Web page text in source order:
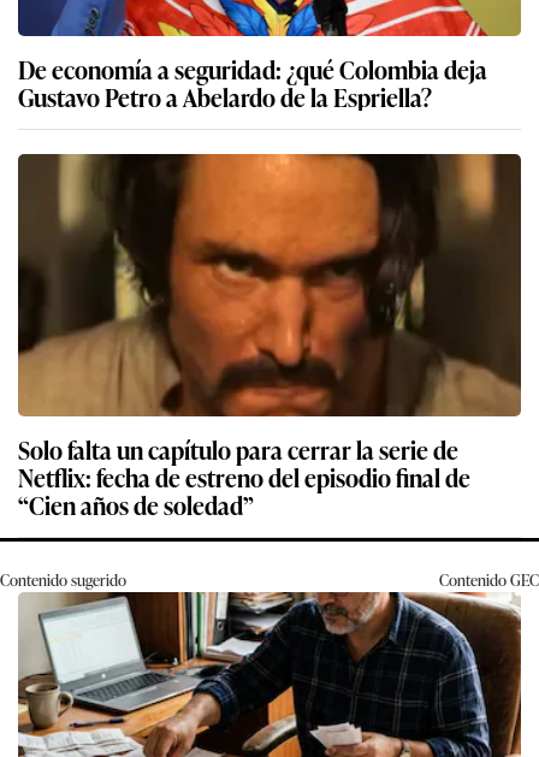
De economía a seguridad: ¿qué Colombia deja
Gustavo Petro a Abelardo de la Espriella?
Solo falta un capítulo para cerrar la serie de
Netflix: fecha de estreno del episodio final de
“Cien años de soledad”
Contenido sugerido ContenidoGEC